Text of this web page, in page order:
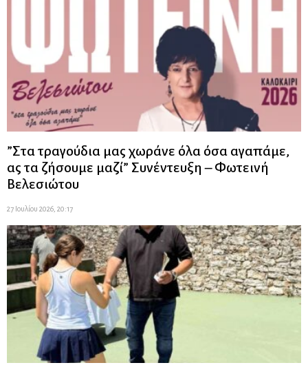
”Στα τραγούδια μας χωράνε όλα όσα αγαπάμε,
ας τα ζήσουμε μαζί” Συνέντευξη – Φωτεινή
Βελεσιώτου
27 Ιουλίου 2026, 20:17